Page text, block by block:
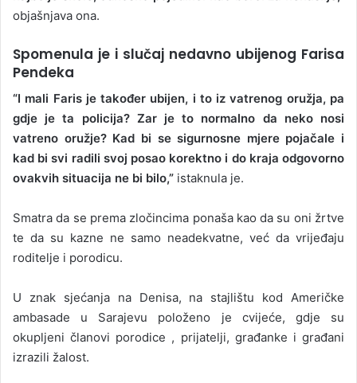
objašnjava ona.
Spomenula je i slučaj nedavno ubijenog Farisa
Pendeka
“I mali Faris je također ubijen, i to iz vatrenog oružja, pa
gdje je ta policija? Zar je to normalno da neko nosi
vatreno oružje? Kad bi se sigurnosne mjere pojačale i
kad bi svi radili svoj posao korektno i do kraja odgovorno
ovakvih situacija ne bi bilo,” istaknula je.
Smatra da se prema zločincima ponaša kao da su oni žrtve
te da su kazne ne samo neadekvatne, već da vrijeđaju
roditelje i porodicu.
U znak sjećanja na Denisa, na stajlištu kod Američke
ambasade u Sarajevu položeno je cvijeće, gdje su
okupljeni članovi porodice , prijatelji, građanke i građani
izrazili žalost.